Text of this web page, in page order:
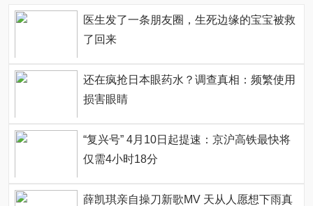
医生发了一条朋友圈，生死边缘的宝宝被救
了回来
还在疯抢日本眼药水？调查真相：频繁使用
损害眼睛
“复兴号” 4月10日起提速：京沪高铁最快将
仅需4小时18分
薛凯琪亲自操刀新歌MV 天从人愿想下雨真